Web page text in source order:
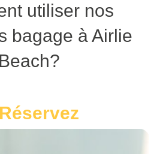
utiliser nos
bagage à Airlie
Beach?